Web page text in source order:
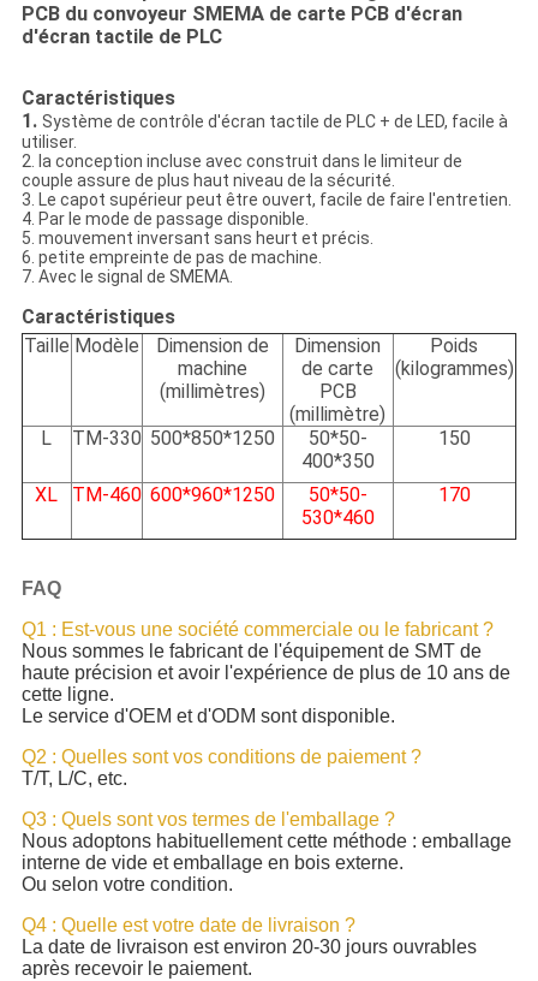
PCB du convoyeur SMEMA de carte PCB d'écran
d'écran tactile de PLC
Caractéristiques
1. Système de contrôle d'écran tactile de PLC + de LED, facile à
utiliser.
2. la conception incluse avec construit dans le limiteur de
couple assure de plus haut niveau de la sécurité.
3. Le capot supérieur peut être ouvert, facile de faire l'entretien.
4. Par le mode de passage disponible.
5. mouvement inversant sans heurt et précis.
6. petite empreinte de pas de machine.
7. Avec le signal de SMEMA.
Caractéristiques
Taille Modèle
Dimension de
machine
(millimètres)
Dimension
de carte
PCB
(millimètre)
Poids
(kilogrammes)
L TM-330 500*850*1250
50*50-
400*350
150
XL TM-460 600*960*1250
50*50-
530*460
170
FAQ
Q1 : Est-vous une société commerciale ou le fabricant ?
Nous sommes le fabricant de l'équipement de SMT de
haute précision et avoir l'expérience de plus de 10 ans de
cette ligne.
Le service d'OEM et d'ODM sont disponible.
Q2 : Quelles sont vos conditions de paiement ?
T/T, L/C, etc.
Q3 : Quels sont vos termes de l'emballage ?
Nous adoptons habituellement cette méthode : emballage
interne de vide et emballage en bois externe.
Ou selon votre condition.
Q4 : Quelle est votre date de livraison ?
La date de livraison est environ 20-30 jours ouvrables
après recevoir le paiement.